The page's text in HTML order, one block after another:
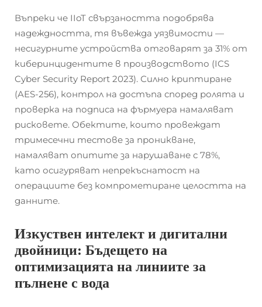
Въпреки че IIoT свързаността подобрява
надеждността, тя въвежда уязвимости —
несигурните устройства отговарят за 31% от
киберинцидентите в производството (ICS
Cyber Security Report 2023). Силно криптиране
(AES-256), контрол на достъпа според ролята и
проверка на подписа на фърмуера намаляват
рисковете. Обектите, които провеждат
тримесечни тестове за проникване,
намаляват опитите за нарушаване с 78%,
като осигуряват непрекъснатост на
операциите без компрометиране целостта на
данните.
Изкуствен интелект и дигитални
двойници: Бъдещето на
оптимизацията на линиите за
пълнене с вода